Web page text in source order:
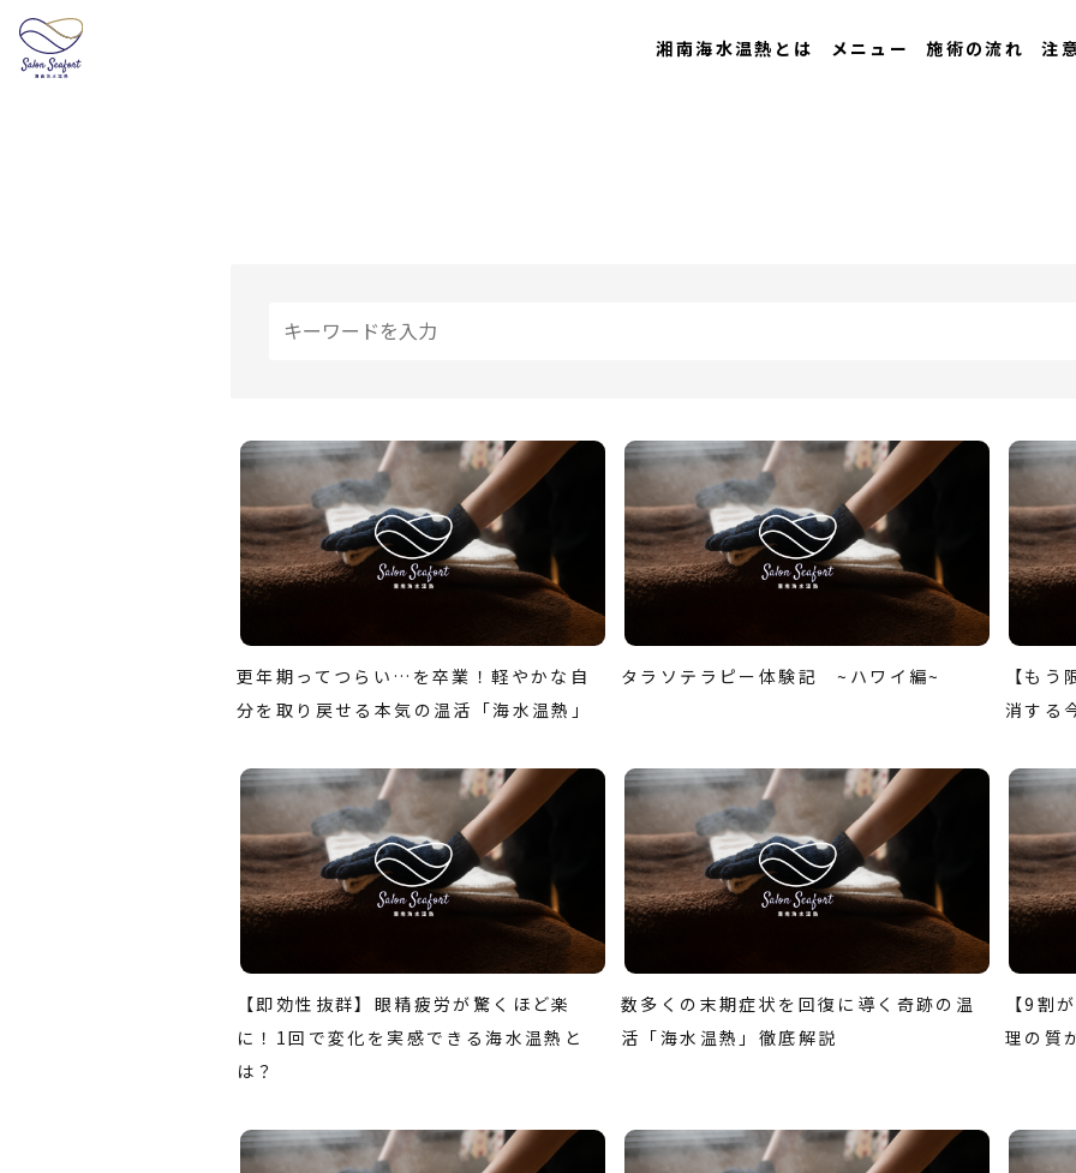
湘南海水温熱とは メニュー 施術の流れ 注
更年期ってつらい…を卒業！軽やかな自
分を取り戻せる本気の温活「海水温熱」
タラソテラピー体験記 ~ハワイ編~
【も
消する
【即効性抜群】眼精疲労が驚くほど楽
に！1回で変化を実感できる海水温熱と
は？
数多くの末期症状を回復に導く奇跡の温
活「海水温熱」徹底解説
【9割
理の質